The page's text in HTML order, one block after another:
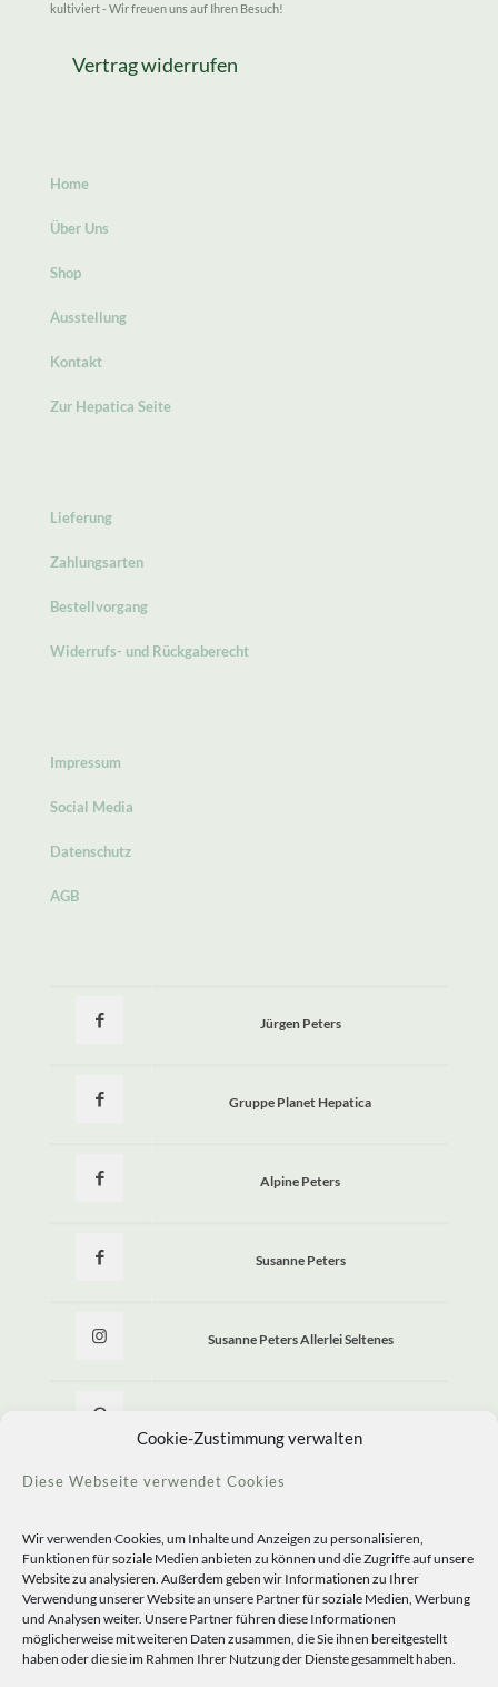
Cookie-Zustimmung verwalten
Diese Webseite verwendet Cookies
Wir verwenden Cookies, um Inhalte und Anzeigen zu personalisieren,
Funktionen für soziale Medien anbieten zu können und die Zugriffe auf unsere
Website zu analysieren. Außerdem geben wir Informationen zu Ihrer
Verwendung unserer Website an unsere Partner für soziale Medien, Werbung
und Analysen weiter. Unsere Partner führen diese Informationen
möglicherweise mit weiteren Daten zusammen, die Sie ihnen bereitgestellt
haben oder die sie im Rahmen Ihrer Nutzung der Dienste gesammelt haben.
kultiviert - Wir freuen uns auf Ihren Besuch!
Vertrag widerrufen
Home
Über Uns
Shop
Ausstellung
Kontakt
Zur Hepatica Seite
Lieferung
Zahlungsarten
Bestellvorgang
Widerrufs- und Rückgaberecht
Impressum
Social Media
Datenschutz
AGB
Jürgen Peters
Gruppe Planet Hepatica
Alpine Peters
Susanne Peters
Susanne Peters Allerlei Seltenes
© 2020 Staudengärtnerei Peters. All Rights Reserved.